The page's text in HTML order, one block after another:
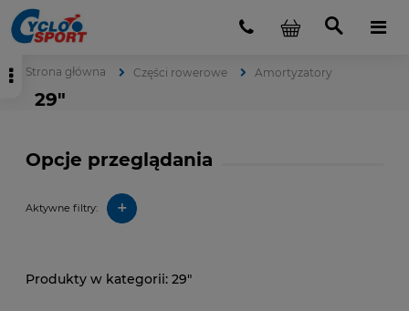
Strona główna Części rowerowe Amortyzatory
29"
Opcje przeglądania
Aktywne filtry: +
29"